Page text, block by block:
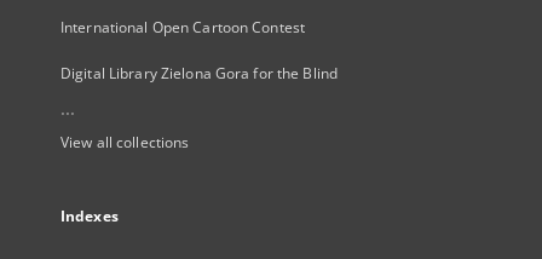
International Open Cartoon Contest
Digital Library Zielona Gora for the Blind
...
View all collections
Indexes